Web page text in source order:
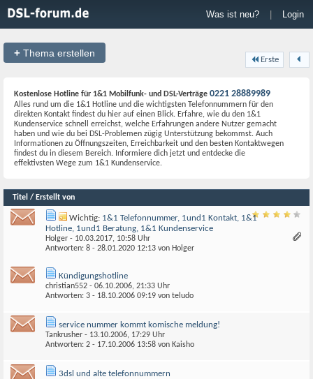
Was ist neu? Login
+ Thema erstellen
Erste
Kostenlose Hotline für 1&1 Mobilfunk- und DSL-Verträge 0221 28889989
Alles rund um die 1&1 Hotline und die wichtigsten Telefonnummern für den
direkten Kontakt findest du hier auf einen Blick. Erfahre, wie du den 1&1
Kundenservice schnell erreichst, welche Erfahrungen andere Nutzer gemacht
haben und wie du bei DSL-Problemen zügig Unterstützung bekommst. Auch
Informationen zu Öffnungszeiten, Erreichbarkeit und den besten Kontaktwegen
findest du in diesem Bereich. Informiere dich jetzt und entdecke die
effektivsten Wege zum 1&1 Kundenservice.
Titel / Erstellt von
Wichtig: 1&1 Telefonnummer, 1und1 Kontakt, 1&1
Hotline, 1und1 Beratung, 1&1 Kundenservice
Holger - 10.03.2017, 10:58 Uhr
Antworten: 8 - 28.01.2020 12:13 von Holger
Kündigungshotline
christian552 - 06.10.2006, 21:33 Uhr
Antworten: 3 - 18.10.2006 09:19 von teludo
service nummer kommt komische meldung!
Tankrusher - 13.10.2006, 17:29 Uhr
Antworten: 2 - 17.10.2006 13:58 von Kaisho
3dsl und alte telefonnummern